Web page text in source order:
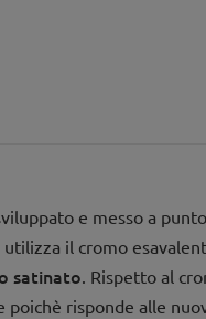
e messo a
il cromo
satinato. Rispetto al
risponde alle